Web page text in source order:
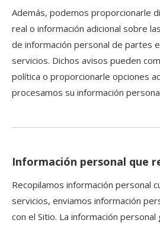
Además, podemos proporcionarle
real o información adicional sobre
de información personal de partes
servicios. Dichos avisos pueden
política o proporcionarle opciones
procesamos su información
Información personal que
Recopilamos información personal
servicios, enviamos información
con el Sitio. La información